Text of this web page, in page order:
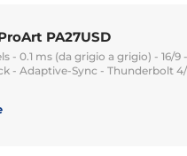
PA27USD
- 0.1 ms (da grigio a grigio) - 16/
- Adaptive-Sync - Thunderbolt